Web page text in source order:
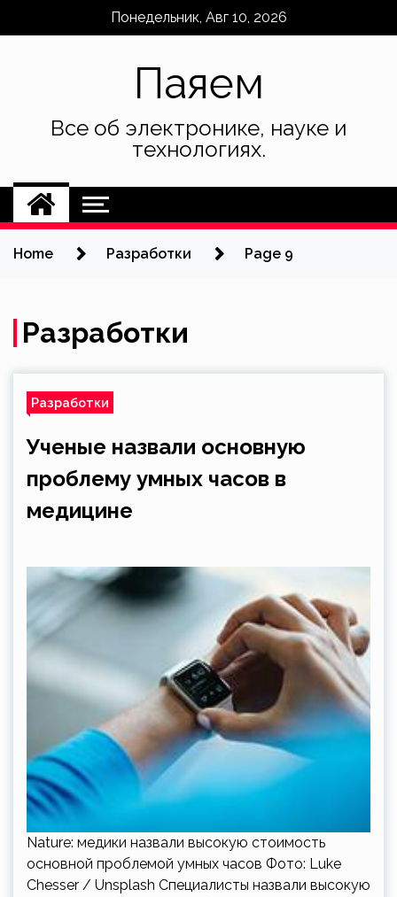
Понедельник, Авг 10, 2026
Паяем
Все об электронике, науке и
технологиях.
Home Разработки Page 9
Разработки
Разработки
Ученые назвали основную
проблему умных часов в
медицине
Nature: медики назвали высокую стоимость
основной проблемой умных часов Фото: Luke
Chesser / Unsplash Специалисты назвали высокую